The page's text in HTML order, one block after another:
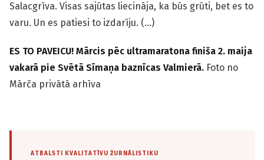
Salacgrīva. Visas sajūtas liecināja, ka būs grūti, bet es to
varu. Un es patiesi to izdarīju. (…)
ES TO PAVEICU! Mārcis pēc ultramaratona finiša 2. maija
vakarā pie Svētā Sīmaņa baznīcas Valmierā. Foto no
Mārča privātā arhīva
ATBALSTI KVALITATĪVU ŽURNĀLISTIKU